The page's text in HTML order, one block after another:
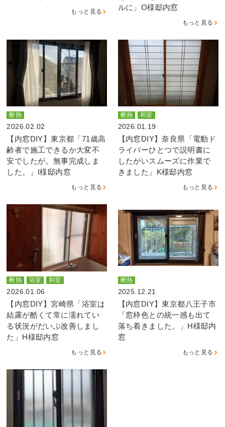
もっと見る
ルに」O様邸内窓
もっと見る
断熱
2026.02.02
【内窓DIY】東京都「71歳高
齢者で施工できるか大変不
安でしたが。無事完成しま
した。」I様邸内窓
もっと見る
断熱 和室
2026.01.19
【内窓DIY】奈良県「電動ド
ライバーひとつで説明書に
したがいスムーズに作業で
きました」K様邸内窓
もっと見る
断熱 浴室 和室
2026.01.06
【内窓DIY】宮崎県「浴室は
結露が酷くて常に濡れてい
る状況がだいぶ改善しまし
た」H様邸内窓
もっと見る
断熱
2025.12.21
【内窓DIY】東京都八王子市
「窓枠色との統一感も出て
落ち着きました。」H様邸内
窓
もっと見る